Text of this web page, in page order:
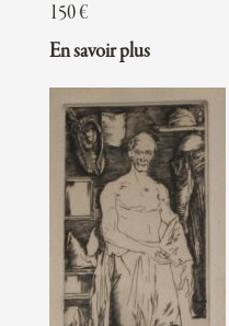
150€
En savoir plus